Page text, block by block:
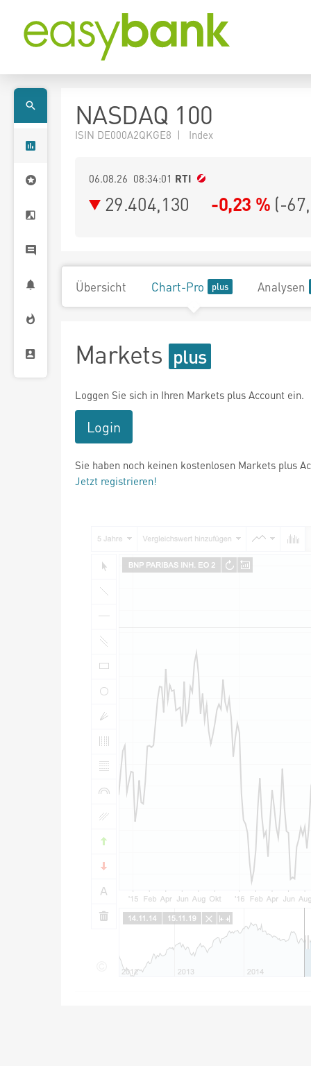
NASDAQ 100
ISIN DE000A2QKGE8 | Index
06.08.26 08:34:01 RTI
29.404,130 -0,23 % (-
Übersicht Chart-Pro Analysen
Markets
Loggen Sie sich in Ihren Markets plus Account ein.
Login
Sie haben noch keinen kostenlosen Markets plus
Jetzt registrieren!